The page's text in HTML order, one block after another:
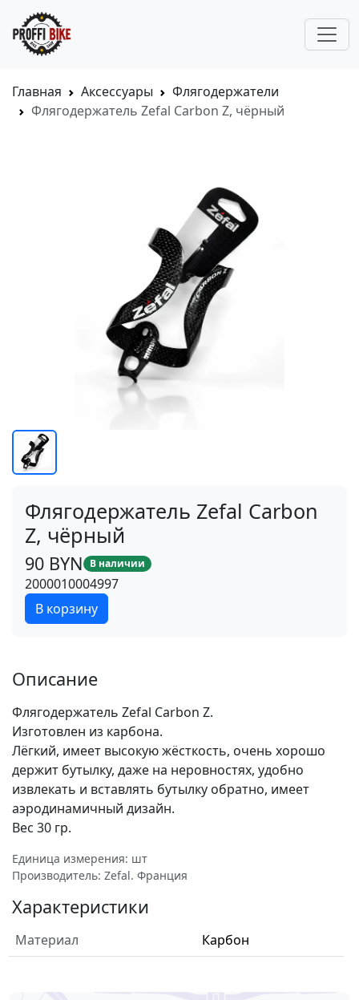
Главная Аксессуары
Флягодержатели
Флягодержатель Zefal Carbon Z, чёрный
Флягодержатель Zefal Carbon
Z, чёрный
90 BYN В наличии
2000010004997
В корзину
Описание
Флягодержатель Zefal Carbon Z.
Изготовлен из карбона.
Лёгкий, имеет высокую жёсткость, очень хорошо
держит бутылку, даже на неровностях, удобно
извлекать и вставлять бутылку обратно, имеет
аэродинамичный дизайн.
Вес 30 гр.
Единица измерения: шт
Производитель: Zefal. Франция
Характеристики
Материал Карбон